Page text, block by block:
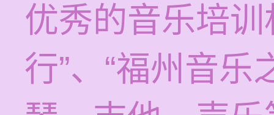
优秀的音乐培
行”、“福州音乐